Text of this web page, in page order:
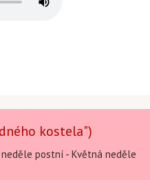
kostela")
neděle postní - Květná neděle